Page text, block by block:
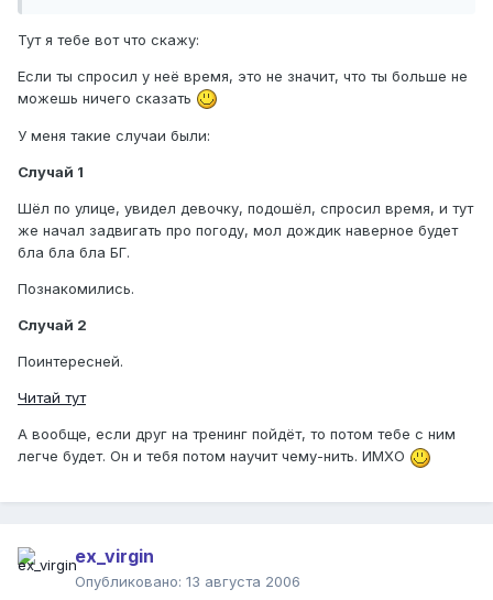
Тут я тебе вот что скажу:
Если ты спросил у неё время, это не значит, что ты больше не
можешь ничего сказать
У меня такие случаи были:
Случай 1
Шёл по улице, увидел девочку, подошёл, спросил время, и тут
же начал задвигать про погоду, мол дождик наверное будет
бла бла бла БГ.
Познакомились.
Случай 2
Поинтересней.
Читай тут
А вообще, если друг на тренинг пойдёт, то потом тебе с ним
легче будет. Он и тебя потом научит чему-нить. ИМХО
ex_virgin
Опубликовано: 13 августа 2006